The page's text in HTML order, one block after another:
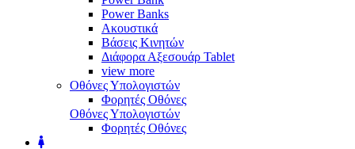
Power Banks
Ακουστικά
Βάσεις Κινητών
Διάφορα Αξεσουάρ Tablet
view more
Οθόνες Υπολογιστών
Φορητές Οθόνες
Οθόνες Υπολογιστών
Φορητές Οθόνες